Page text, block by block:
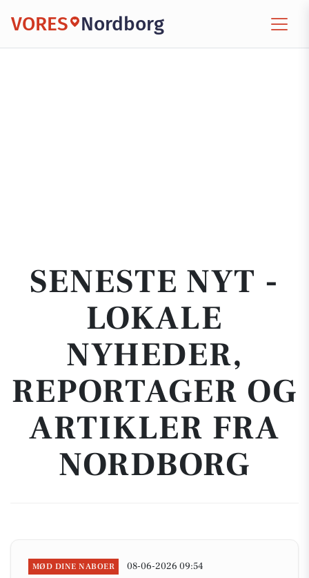
VORES Nordborg
SENESTE NYT -
LOKALE
NYHEDER,
REPORTAGER OG
ARTIKLER FRA
NORDBORG
MØD DINE NABOER 08-06-2026 09:54